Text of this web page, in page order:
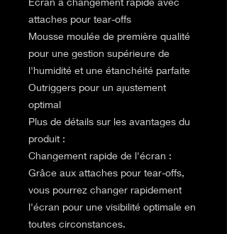
attaches pour tear-offs
Mousse moulée de première qualité
pour une gestion supérieure de
l'humidité et une étanchéité parfaite
Outriggers pour un ajustement
optimal
Plus de détails sur les avantages du
produit :
Changement rapide de l'écran :
Grâce aux attaches pour tear-offs,
vous pourrez changer rapidement
l'écran pour une visibilité optimale en
toutes circonstances.